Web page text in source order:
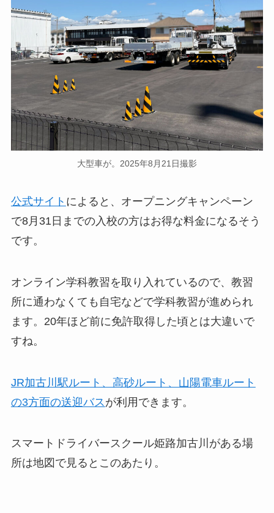
大型車が。2025年8月21日撮影
公式サイト によると、オープニングキャンペーン
で8月31日までの入校の方はお得な料金になるそう
です。
オンライン学科教習を取り入れているので、教習
所に通わなくても自宅などで学科教習が進められ
ます。20年ほど前に免許取得した頃とは大違いで
すね。
JR加古川駅ルート、高砂ルート、山陽電車ルート
の3方面の送迎バス が利用できます。
スマートドライバースクール姫路加古川がある場
所は地図で見るとこのあたり。